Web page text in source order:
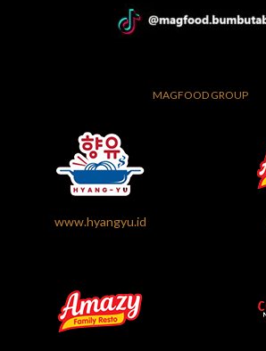
MAGFOOD GROUP
www.hyangyu.id